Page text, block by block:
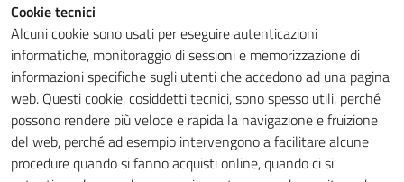
Cookie tecnici
Alcuni cookie sono usati per eseguire autenticazioni
informatiche, monitoraggio di sessioni e memorizzazione di
informazioni specifiche sugli utenti che accedono ad una pagina
web. Questi cookie, cosiddetti tecnici, sono spesso utili, perché
possono rendere più veloce e rapida la navigazione e fruizione
del web, perché ad esempio intervengono a facilitare alcune
procedure quando si fanno acquisti online, quando ci si
Tecnici
Questi cookie
sono necessari
per il
funzionamento
del sito e non
possono